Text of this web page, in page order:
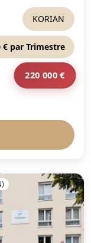
KORIAN
€ par Trimestre
220 000 €